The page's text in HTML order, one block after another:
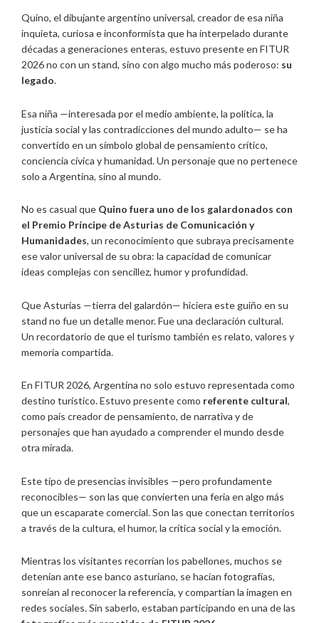
Quino, el dibujante argentino universal, creador de esa niña
inquieta, curiosa e inconformista que ha interpelado durante
décadas a generaciones enteras, estuvo presente en FITUR
2026 no con un stand, sino con algo mucho más poderoso: su
legado.
Esa niña —interesada por el medio ambiente, la política, la
justicia social y las contradicciones del mundo adulto— se ha
convertido en un símbolo global de pensamiento crítico,
conciencia cívica y humanidad. Un personaje que no pertenece
solo a Argentina, sino al mundo.
No es casual que Quino fuera uno de los galardonados con
el Premio Príncipe de Asturias de Comunicación y
Humanidades, un reconocimiento que subraya precisamente
ese valor universal de su obra: la capacidad de comunicar
ideas complejas con sencillez, humor y profundidad.
Que Asturias —tierra del galardón— hiciera este guiño en su
stand no fue un detalle menor. Fue una declaración cultural.
Un recordatorio de que el turismo también es relato, valores y
memoria compartida.
En FITUR 2026, Argentina no solo estuvo representada como
destino turístico. Estuvo presente como referente cultural,
como país creador de pensamiento, de narrativa y de
personajes que han ayudado a comprender el mundo desde
otra mirada.
Este tipo de presencias invisibles —pero profundamente
reconocibles— son las que convierten una feria en algo más
que un escaparate comercial. Son las que conectan territorios
a través de la cultura, el humor, la crítica social y la emoción.
Mientras los visitantes recorrían los pabellones, muchos se
detenían ante ese banco asturiano, se hacían fotografías,
sonreían al reconocer la referencia, y compartían la imagen en
redes sociales. Sin saberlo, estaban participando en una de las